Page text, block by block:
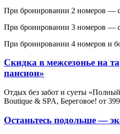
При бронировании 2 номеров —
При бронировании 3 номеров —
При бронировании 4 номеров и
Скидка в межсезонье на
пансион»
Отдых без забот и суеты
Boutique & SPA, Береговое! от
Останьтесь подольше —